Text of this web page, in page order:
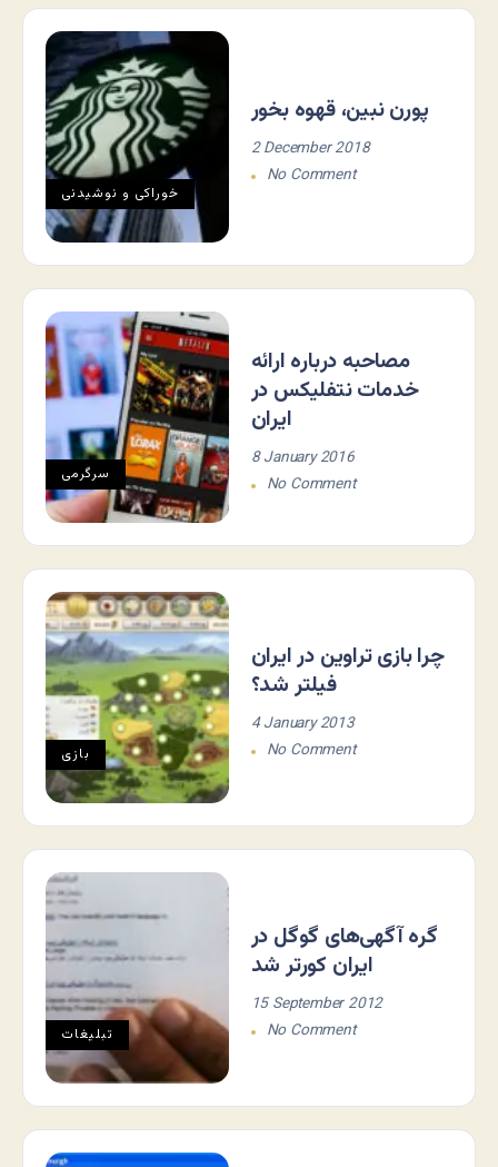
خوراکی و نوشیدنی
پورن نبین، قهوه بخور
2 December 2018
No Comment
سرگرمی
مصاحبه درباره ارائه
خدمات نتفلیکس در
ایران
8 January 2016
No Comment
بازی
چرا بازی تراوین در ایران
فیلتر شد؟
4 January 2013
No Comment
تبلیغات
گره آگهی‌های گوگل در
ایران کورتر شد
15 September 2012
No Comment